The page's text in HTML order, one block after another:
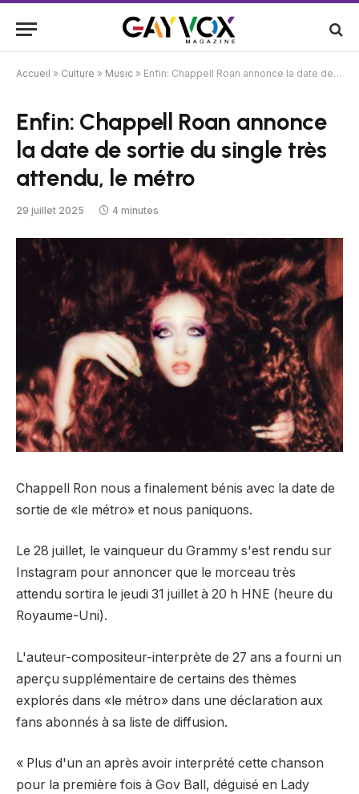
Accueil » Culture » Music » Enfin: Chappell Roan annonce la date de sortie du single très attendu, le métro
Enfin: Chappell Roan annonce
la date de sortie du single très
attendu, le métro
29 juillet 2025 4 minutes
Chappell Ron nous a finalement bénis avec la date de
sortie de «le métro» et nous paniquons.
Le 28 juillet, le vainqueur du Grammy s'est rendu sur
Instagram pour annoncer que le morceau très
attendu sortira le jeudi 31 juillet à 20 h HNE (heure du
Royaume-Uni).
L'auteur-compositeur-interprète de 27 ans a fourni un
aperçu supplémentaire de certains des thèmes
explorés dans «le métro» dans une déclaration aux
fans abonnés à sa liste de diffusion.
« Plus d'un an après avoir interprété cette chanson
pour la première fois à Gov Ball, déguisé en Lady